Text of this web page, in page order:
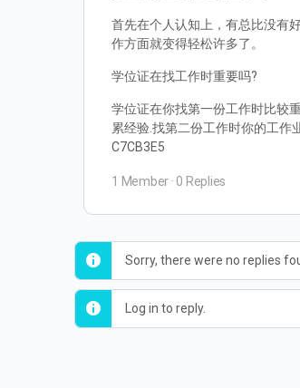
首先在个人认知上，有总比没有
作方面就变得轻松许多了。
学位证在找工作时重要吗?
学位证在你找第一份工作时比较
累经验.找第二份工作时你的工作
C7CB3E5
1 Member · 0 Replies
Sorry, there were no replies
Log in to reply.